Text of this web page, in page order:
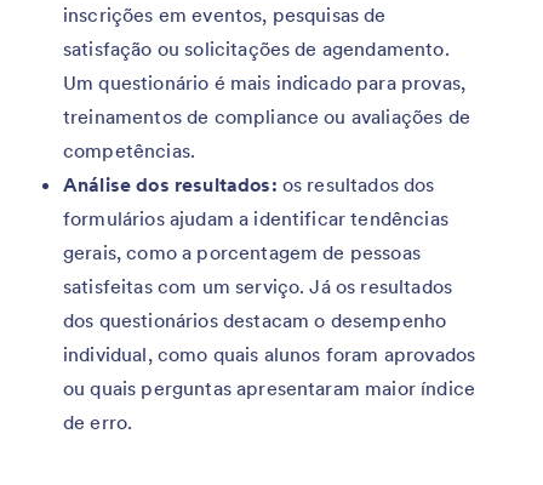
inscrições em eventos, pesquisas de
satisfação ou solicitações de agendamento.
Um questionário é mais indicado para provas,
treinamentos de compliance ou avaliações de
competências.
Análise dos resultados: os resultados dos
formulários ajudam a identificar tendências
gerais, como a porcentagem de pessoas
satisfeitas com um serviço. Já os resultados
dos questionários destacam o desempenho
individual, como quais alunos foram aprovados
ou quais perguntas apresentaram maior índice
de erro.